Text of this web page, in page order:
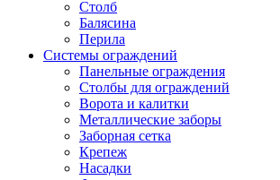
Столб
Балясина
Перила
Системы ограждений
Панельные ограждения
Столбы для ограждений
Ворота и калитки
Металлические заборы
Заборная сетка
Крепеж
Насадки